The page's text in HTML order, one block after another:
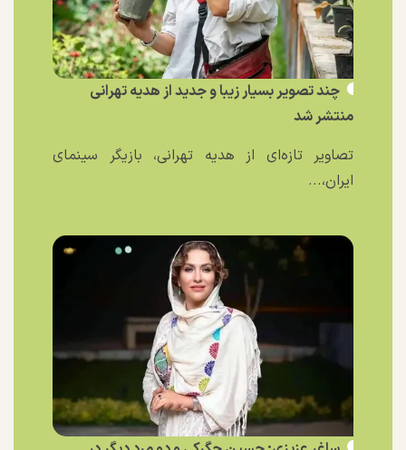
چند تصویر بسیار زیبا و جدید از هدیه تهرانی
منتشر شد
تصاویر تازه‌ای از هدیه تهرانی، بازیگر سینمای
ایران،...